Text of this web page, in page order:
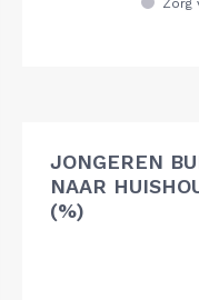
JONGEREN
NAAR
(%)